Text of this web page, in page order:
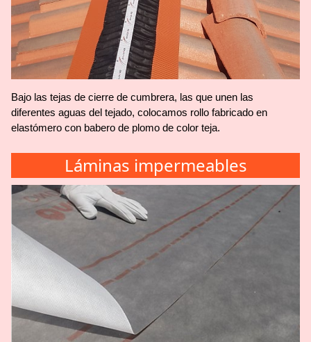
Bajo las tejas de cierre de cumbrera, las que unen las
diferentes aguas del tejado, colocamos rollo fabricado en
elastómero con babero de plomo de color teja.
Láminas impermeables